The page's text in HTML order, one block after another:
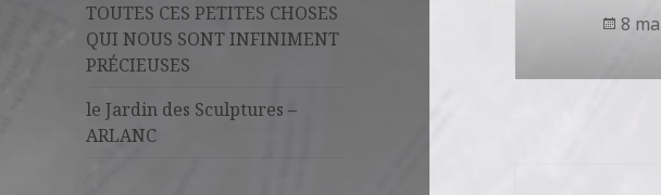
TOUTES CES PETITES CHOSES
QUI NOUS SONT INFINIMENT
PRÉCIEUSES
le Jardin des Sculptures –
ARLANC
8